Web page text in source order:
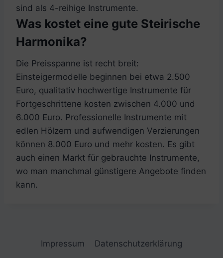
sind als 4-reihige Instrumente.
Was kostet eine gute Steirische
Harmonika?
Die Preisspanne ist recht breit:
Einsteigermodelle beginnen bei etwa 2.500
Euro, qualitativ hochwertige Instrumente für
Fortgeschrittene kosten zwischen 4.000 und
6.000 Euro. Professionelle Instrumente mit
edlen Hölzern und aufwendigen Verzierungen
können 8.000 Euro und mehr kosten. Es gibt
auch einen Markt für gebrauchte Instrumente,
wo man manchmal günstigere Angebote finden
kann.
Impressum
Datenschutzerklärung